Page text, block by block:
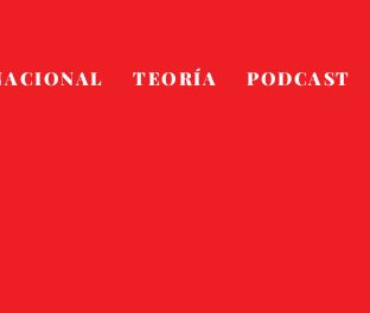
TEORÍA
PODCAST